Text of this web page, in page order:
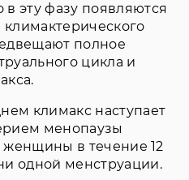
эту фазу появляются
полное
цикла и
климакс наступает
менопаузы
женщины в течение 12
одной менструации.